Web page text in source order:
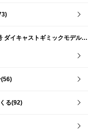
アルカディア号/クイーン・エメラルダス号 ダイキャストギミックモデルをつくる(159)
(56)
る(92)